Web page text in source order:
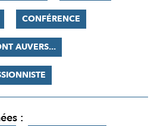
CONFÉRENCE
AUVERS...
: